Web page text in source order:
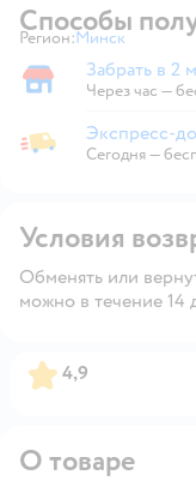
Способы
Регион: Выбор адреса
Минск
Забрать в магазине
Забрать в 2
Через час —
Экспресс-доставка из
Экспресс-
Сегодня—
Условия
Обменять или
можно в течение 14
Рейтинг:
4,9
О товаре